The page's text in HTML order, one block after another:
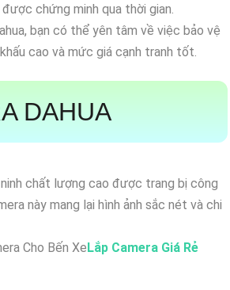
chứng minh qua thời gian.
bạn có thể yên tâm về việc bảo vệ
cao và mức giá cạnh tranh tốt.
DAHUA
chất lượng cao được trang bị công
này mang lại hình ảnh sắc nét và chi
Cho Bến XeLắp Camera Giá Rẻ